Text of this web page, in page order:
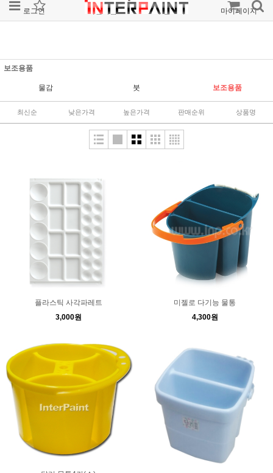
로그인 회원가입 주문조회 마이페이지
보조용품
물감 붓 보조용품
최신순 낮은가격 높은가격 판매순위 상품명
플라스틱 사각파레트
3,000원
미젤로 다기능 물통
4,300원